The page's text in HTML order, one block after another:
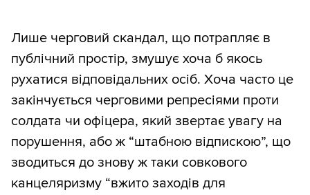
Лише черговий скандал, що потрапляє в
публічний простір, змушує хоча б якось
рухатися відповідальних осіб. Хоча часто це
закінчується черговими репресіями проти
солдата чи офіцера, який звертає увагу на
порушення, або ж “штабною відпискою”, що
зводиться до знову ж таки совкового
канцеляризму “вжито заходів для